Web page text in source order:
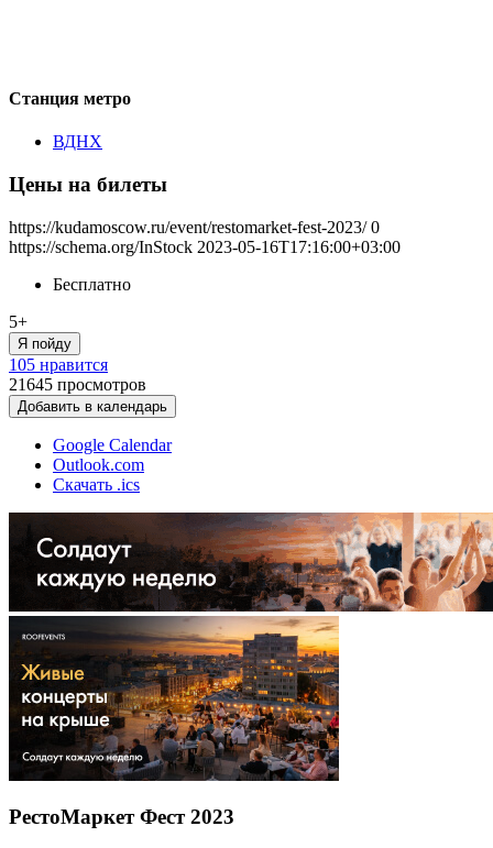
Станция метро
ВДНХ
Цены на билеты
https://kudamoscow.ru/event/restomarket-fest-2023/ 0
https://schema.org/InStock 2023-05-16T17:16:00+03:00
Бесплатно
5+
Я пойду
105 нравится
21645 просмотров
Добавить в календарь
Google Calendar
Outlook.com
Скачать .ics
РестоМаркет Фест 2023